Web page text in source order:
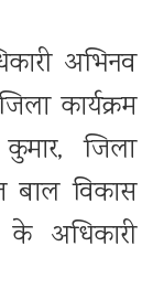
अभिनव
कार्यक्रम
जिला
बाल विकास
के अधिकारी